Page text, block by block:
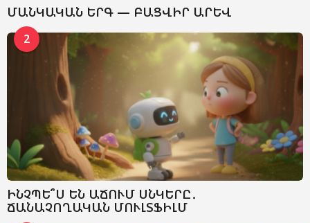
ՄԱՆԿԱԿԱՆ ԵՐԳ — ԲԱՑՎԻՐ ԱՐԵՎ
2
ԻՆՉՊԵ՞Ս ԵՆ ԱՃՈՒՄ ՍՆԿԵՐԸ․
ՃԱՆԱՉՈՂԱԿԱՆ ՄՈՒԼՏՖԻԼՄ